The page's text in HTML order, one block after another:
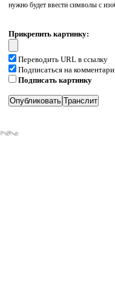
нужно будет ввести символы с
Прикрепить картинку:
Переводить URL в ссылку
Подписаться на
Подписать картинку